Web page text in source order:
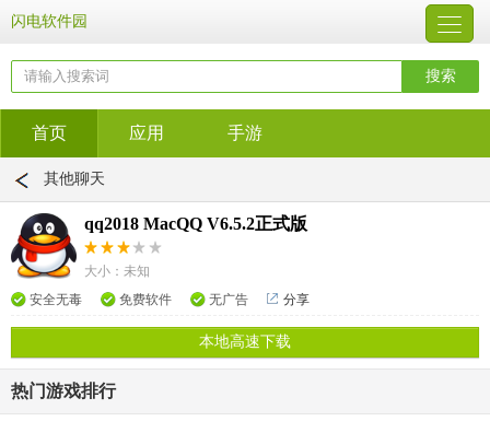
闪电软件园
首页 应用 手游
其他聊天
qq2018 MacQQ V6.5.2正式版
大小：未知
安全无毒
免费软件 无广告 分享
本地高速下载
热门游戏排行